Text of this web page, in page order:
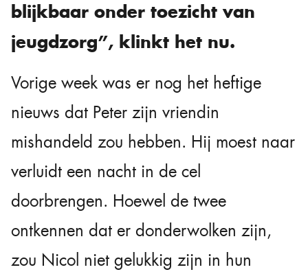
blijkbaar onder toezicht van
jeugdzorg”, klinkt het nu.
Vorige week was er nog het heftige
nieuws dat Peter zijn vriendin
mishandeld zou hebben. Hij moest naar
verluidt een nacht in de cel
doorbrengen. Hoewel de twee
ontkennen dat er donderwolken zijn,
zou Nicol niet gelukkig zijn in hun